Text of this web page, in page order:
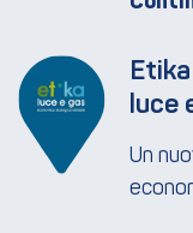
Etika
luce
Un